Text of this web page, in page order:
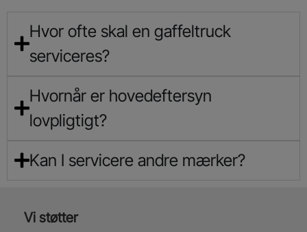
Hvor ofte skal en gaffeltruck
serviceres?
Hvornår er hovedeftersyn
lovpligtigt?
Kan I servicere andre mærker?
Vi støtter